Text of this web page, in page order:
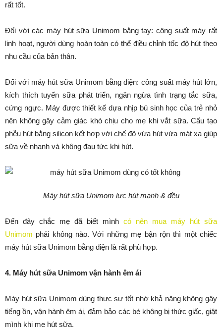
rất tốt.
Đối với các máy hút sữa Unimom bằng tay: công suất máy rất
linh hoạt, người dùng hoàn toàn có thể điều chỉnh tốc độ hút theo
nhu cầu của bản thân.
Đối với máy hút sữa Unimom bằng điện: công suất máy hút lớn,
kích thích tuyến sữa phát triển, ngăn ngừa tình trạng tắc sữa,
cứng ngực. Máy được thiết kế dựa nhịp bú sinh học của trẻ nhỏ
nên không gây cảm giác khó chịu cho mẹ khi vắt sữa. Cấu tạo
phễu hút bằng silicon kết hợp với chế độ vừa hút vừa mát xa giúp
sữa về nhanh và không đau tức khi hút.
Máy hút sữa Unimom lực hút mạnh & đều
Đến đây chắc mẹ đã biết mình có nên mua máy hút sữa
Unimom phải không nào. Với những mẹ bận rộn thì một chiếc
máy hút sữa Unimom bằng điện là rất phù hợp.
4. Máy hút sữa Unimom vận hành êm ái
Máy hút sữa Unimom dùng thực sự tốt nhờ khả năng không gây
tiếng ồn, vận hành êm ái, đảm bảo các bé không bị thức giấc, giật
mình khi mẹ hút sữa.